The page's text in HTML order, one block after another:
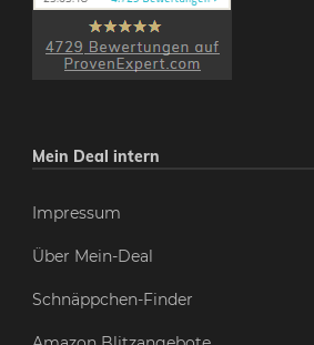
Mein Deal intern
Impressum
Über Mein-Deal
Schnäppchen-Finder